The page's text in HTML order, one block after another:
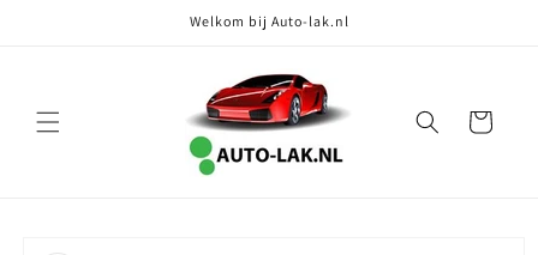
Welkom bij Auto-lak.nl
Winkelwagen